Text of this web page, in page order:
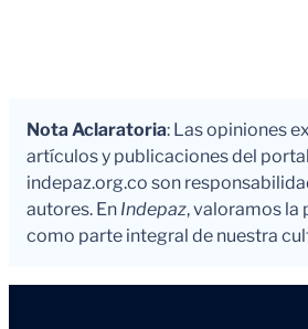
Nota Aclaratoria: Las opiniones
artículos y publicaciones del
indepaz.org.co son
autores. En Indepaz, valoramos la
como parte integral de nuestra